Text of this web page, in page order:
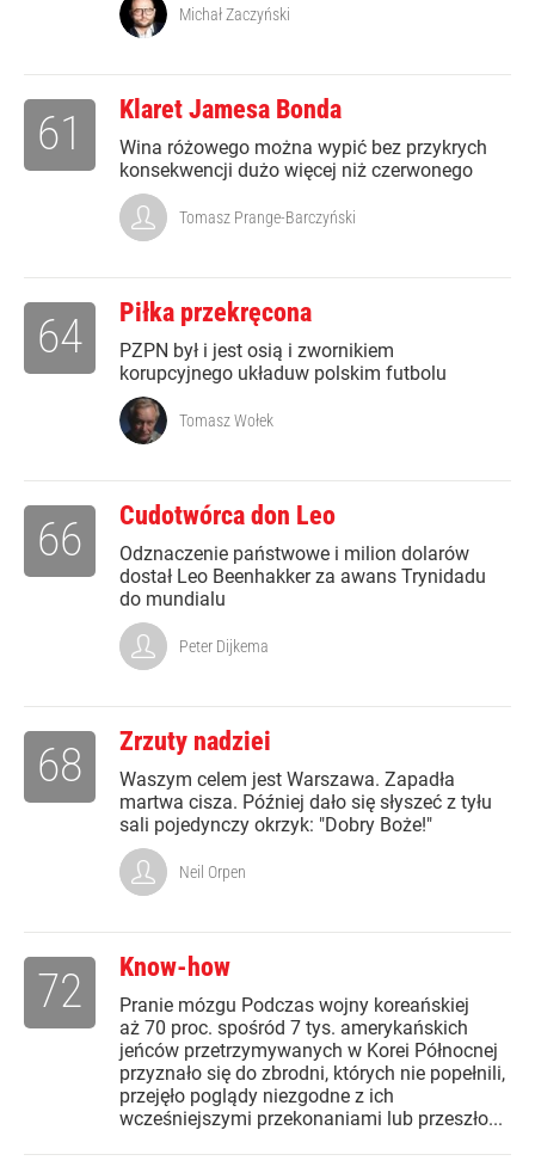
Michał Zaczyński
Klaret Jamesa Bonda
Wina różowego można wypić bez przykrych
konsekwencji dużo więcej niż czerwonego
61
Tomasz Prange-Barczyński
Piłka przekręcona
PZPN był i jest osią i zwornikiem
korupcyjnego układuw polskim futbolu
64
Tomasz Wołek
Cudotwórca don Leo
Odznaczenie państwowe i milion dolarów
dostał Leo Beenhakker za awans Trynidadu
do mundialu
66
Peter Dijkema
Zrzuty nadziei
Waszym celem jest Warszawa. Zapadła
martwa cisza. Później dało się słyszeć z tyłu
sali pojedynczy okrzyk: "Dobry Boże!"
68
Neil Orpen
Know-how
Pranie mózgu Podczas wojny koreańskiej
aż 70 proc. spośród 7 tys. amerykańskich
jeńców przetrzymywanych w Korei Północnej
przyznało się do zbrodni, których nie popełnili,
przejęło poglądy niezgodne z ich
wcześniejszymi przekonaniami lub przeszło...
72